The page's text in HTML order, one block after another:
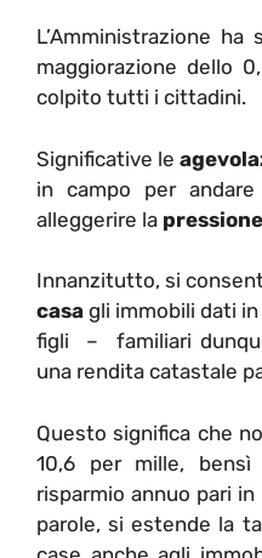
L’Amministrazione
maggiorazione dello
colpito tutti i cittadini.
Significative le
in campo per
alleggerire la
Innanzitutto, si
casa gli immobili dati in
figli – familiari
una rendita catastale
Questo significa che
10,6 per mille, bensì
risparmio annuo pari
parole, si estende la